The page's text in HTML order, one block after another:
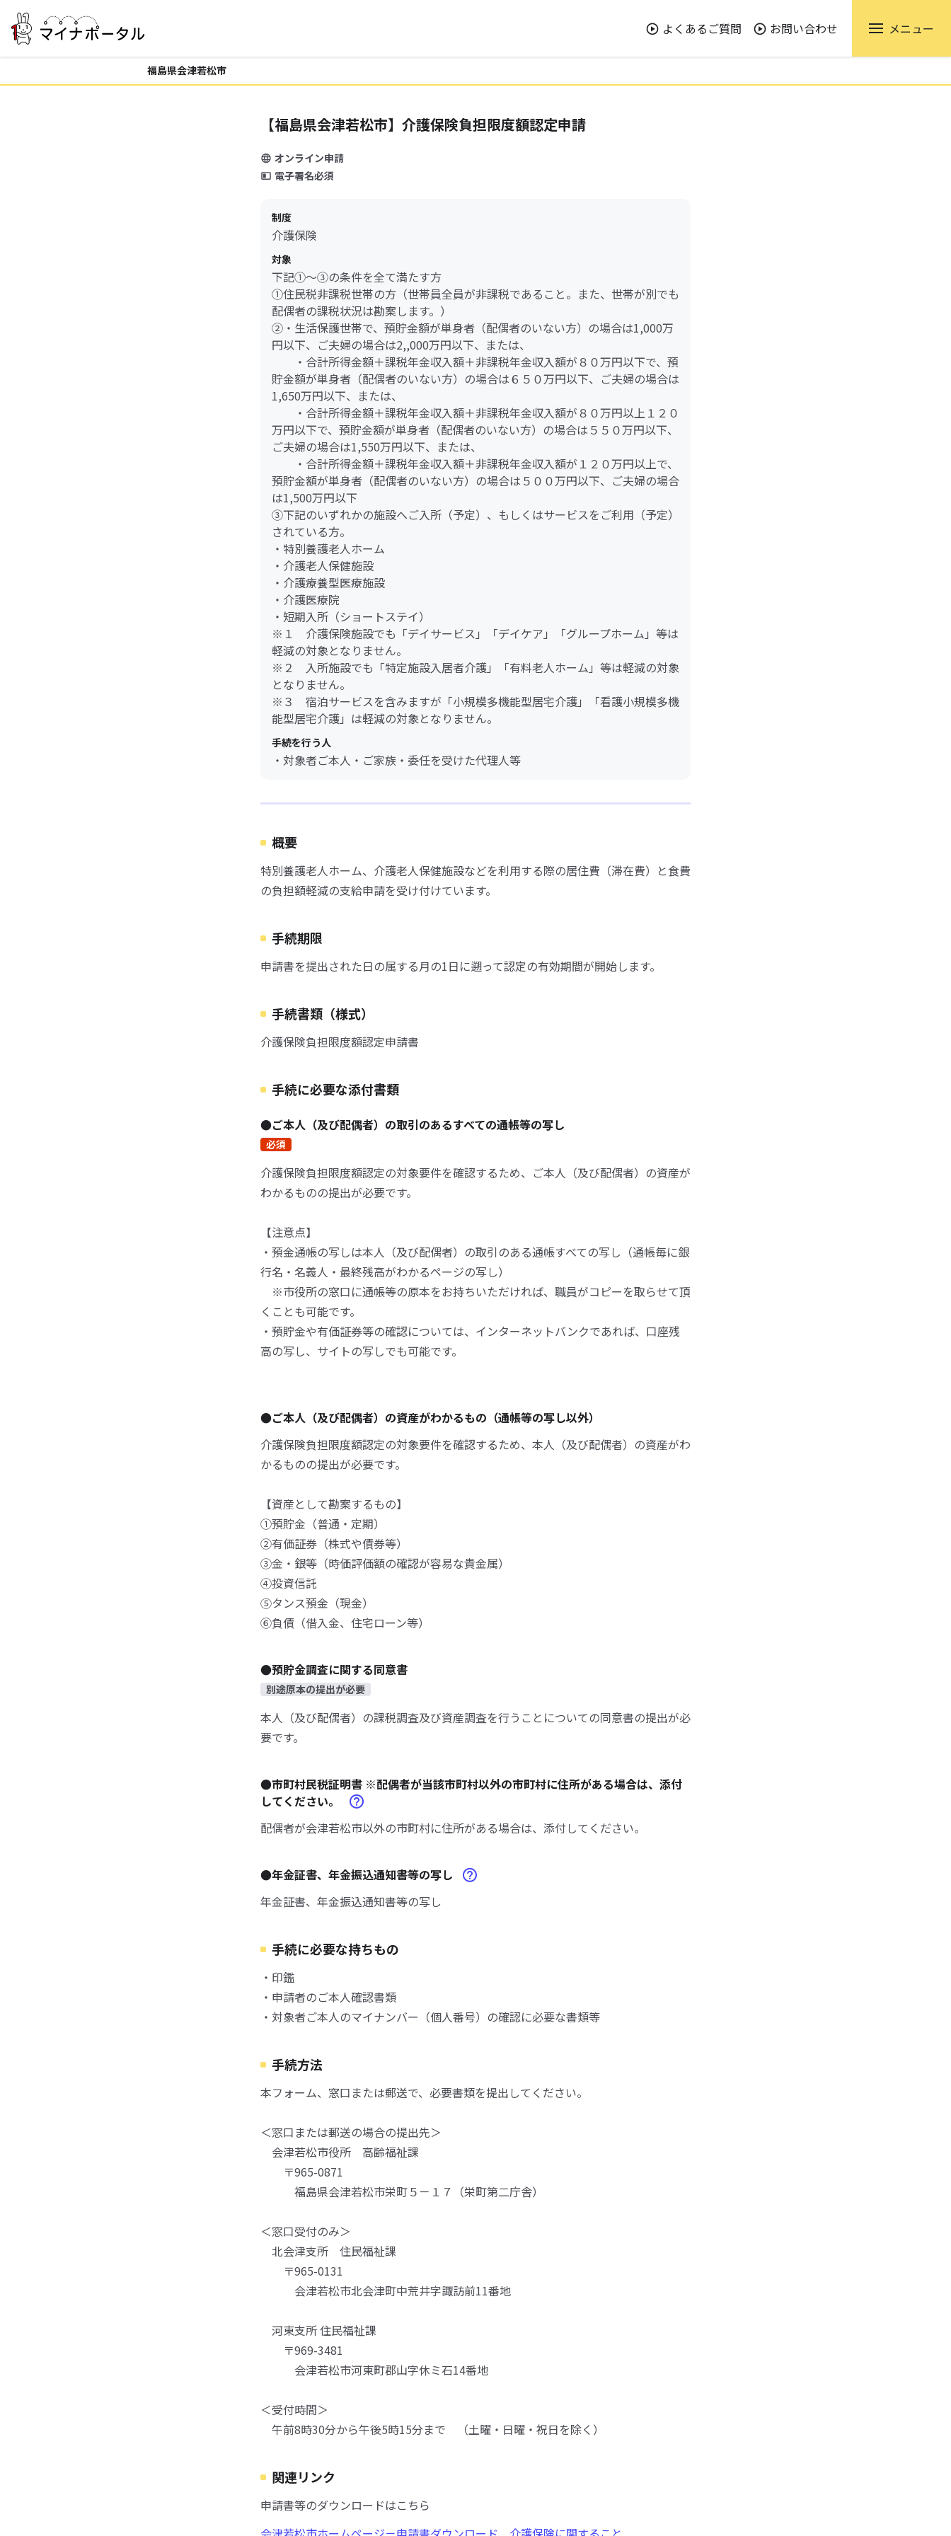
よくあるご質問 お問い合わせ メニュー
福島県会津若松市
【福島県会津若松市】介護保険負担限度額認定申請
オンライン申請
電子署名必須
制度
介護保険
対象
下記①～③の条件を全て満たす方
①住民税非課税世帯の方（世帯員全員が非課税であること。また、世帯が別でも
配偶者の課税状況は勘案します。）
②・生活保護世帯で、預貯金額が単身者（配偶者のいない方）の場合は1,000万
円以下、ご夫婦の場合は2,,000万円以下、または、
・合計所得金額＋課税年金収入額＋非課税年金収入額が８０万円以下で、預
貯金額が単身者（配偶者のいない方）の場合は６５０万円以下、ご夫婦の場合は
1,650万円以下、または、
・合計所得金額＋課税年金収入額＋非課税年金収入額が８０万円以上１２０
万円以下で、預貯金額が単身者（配偶者のいない方）の場合は５５０万円以下、
ご夫婦の場合は1,550万円以下、または、
・合計所得金額＋課税年金収入額＋非課税年金収入額が１２０万円以上で、
預貯金額が単身者（配偶者のいない方）の場合は５００万円以下、ご夫婦の場合
は1,500万円以下
③下記のいずれかの施設へご入所（予定）、もしくはサービスをご利用（予定）
されている方。
・特別養護老人ホーム
・介護老人保健施設
・介護療養型医療施設
・介護医療院
・短期入所（ショートステイ）
※１ 介護保険施設でも「デイサービス」「デイケア」「グループホーム」等は
軽減の対象となりません。
※２ 入所施設でも「特定施設入居者介護」「有料老人ホーム」等は軽減の対象
となりません。
※３ 宿泊サービスを含みますが「小規模多機能型居宅介護」「看護小規模多機
能型居宅介護」は軽減の対象となりません。
手続を行う人
・対象者ご本人・ご家族・委任を受けた代理人等
概要
特別養護老人ホーム、介護老人保健施設などを利用する際の居住費（滞在費）と食費
の負担額軽減の支給申請を受け付けています。
手続期限
申請書を提出された日の属する月の1日に遡って認定の有効期間が開始します。
手続書類（様式）
介護保険負担限度額認定申請書
手続に必要な添付書類
●ご本人（及び配偶者）の取引のあるすべての通帳等の写し
必須
介護保険負担限度額認定の対象要件を確認するため、ご本人（及び配偶者）の資産が
わかるものの提出が必要です。
【注意点】
・預金通帳の写しは本人（及び配偶者）の取引のある通帳すべての写し（通帳毎に銀
行名・名義人・最終残高がわかるページの写し）
※市役所の窓口に通帳等の原本をお持ちいただければ、職員がコピーを取らせて頂
くことも可能です。
・預貯金や有価証券等の確認については、インターネットバンクであれば、口座残
高の写し、サイトの写しでも可能です。
●ご本人（及び配偶者）の資産がわかるもの（通帳等の写し以外）
介護保険負担限度額認定の対象要件を確認するため、本人（及び配偶者）の資産がわ
かるものの提出が必要です。
【資産として勘案するもの】
①預貯金（普通・定期）
②有価証券（株式や債券等）
③金・銀等（時価評価額の確認が容易な貴金属）
④投資信託
⑤タンス預金（現金）
⑥負債（借入金、住宅ローン等）
●預貯金調査に関する同意書
別途原本の提出が必要
本人（及び配偶者）の課税調査及び資産調査を行うことについての同意書の提出が必
要です。
●市町村民税証明書 ※配偶者が当該市町村以外の市町村に住所がある場合は、添付
してください。
配偶者が会津若松市以外の市町村に住所がある場合は、添付してください。
●年金証書、年金振込通知書等の写し
年金証書、年金振込通知書等の写し
手続に必要な持ちもの
・印鑑
・申請者のご本人確認書類
・対象者ご本人のマイナンバー（個人番号）の確認に必要な書類等
手続方法
本フォーム、窓口または郵送で、必要書類を提出してください。
＜窓口または郵送の場合の提出先＞
会津若松市役所 高齢福祉課
〒965-0871
福島県会津若松市栄町５－１７（栄町第二庁舎）
＜窓口受付のみ＞
北会津支所 住民福祉課
〒965-0131
会津若松市北会津町中荒井字諏訪前11番地
河東支所 住民福祉課
〒969-3481
会津若松市河東町郡山字休ミ石14番地
＜受付時間＞
午前8時30分から午後5時15分まで （土曜・日曜・祝日を除く）
関連リンク
申請書等のダウンロードはこちら